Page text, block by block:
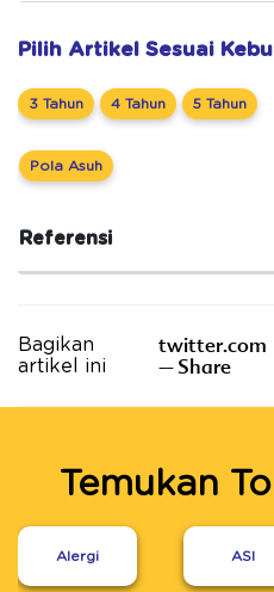
Pilih Artikel Sesuai
3 Tahun 4 Tahun 5 Tahun
Pola Asuh
Referensi
Bagikan
artikel ini
twitter.com
– Share
Temukan
Alergi ASI